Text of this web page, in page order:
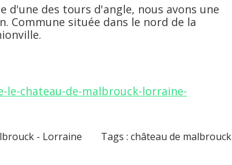
d'une des tours d'angle, nous avons une
. Commune située dans le nord de la
.
chateau-de-malbrouck-lorraine-
- Lorraine Tags :château de malbrouck